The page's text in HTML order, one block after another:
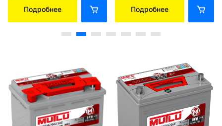
Подробнее Подробнее